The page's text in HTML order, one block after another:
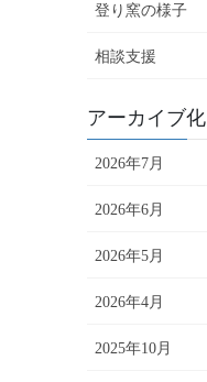
登り窯の様子
相談支援
アーカイブ化
2026年7月
2026年6月
2026年5月
2026年4月
2025年10月